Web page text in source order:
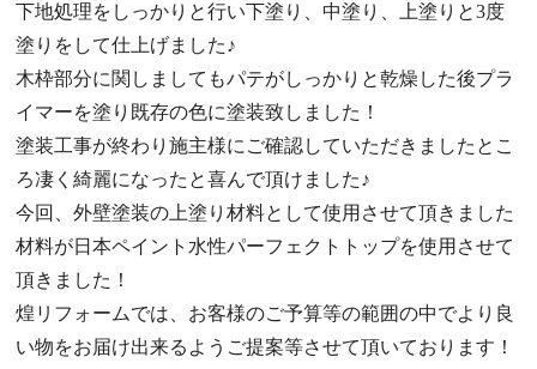
下地処理をしっかりと行い下塗り、中塗り、上塗りと3度
塗りをして仕上げました♪
木枠部分に関しましてもパテがしっかりと乾燥した後プラ
イマーを塗り既存の色に塗装致しました！
塗装工事が終わり施主様にご確認していただきましたとこ
ろ凄く綺麗になったと喜んで頂けました♪
今回、外壁塗装の上塗り材料として使用させて頂きました
材料が日本ペイント水性パーフェクトトップを使用させて
頂きました！
煌リフォームでは、お客様のご予算等の範囲の中でより良
い物をお届け出来るようご提案等させて頂いております！